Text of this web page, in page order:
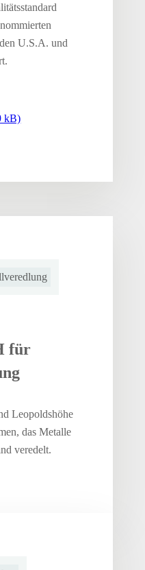
U.S.A. und
kB)
für
Leopoldshöhe
das Metalle
veredelt.